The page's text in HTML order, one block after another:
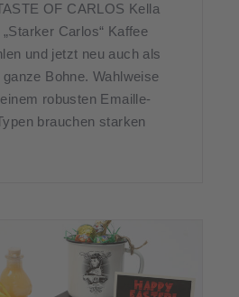
OF CARLOS Kella
Carlos“ Kaffee
und jetzt neu auch als
ganze Bohne. Wahlweise
robusten Emaille-
brauchen starken